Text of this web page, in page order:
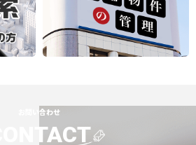
お問い合わせ
CONTACT